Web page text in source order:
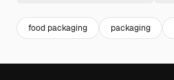
food packaging packaging